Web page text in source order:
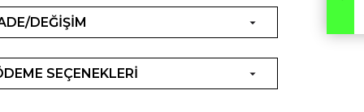
DEĞİŞİM
SEÇENEKLERİ